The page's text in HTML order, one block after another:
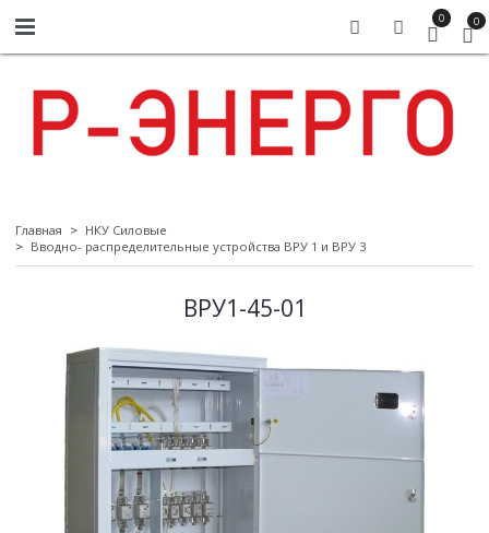
0 0
Главная
НКУ Силовые
Вводно- распределительные устройства ВРУ 1 и ВРУ 3
ВРУ1-45-01